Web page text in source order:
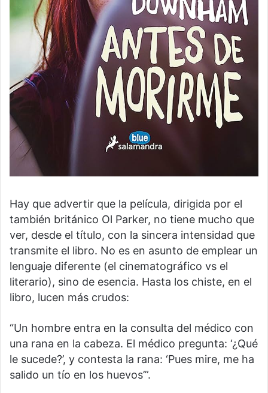
Hay que advertir que la película, dirigida por el
también británico Ol Parker, no tiene mucho que
ver, desde el título, con la sincera intensidad que
transmite el libro. No es en asunto de emplear un
lenguaje diferente (el cinematográfico vs el
literario), sino de esencia. Hasta los chiste, en el
libro, lucen más crudos:
“Un hombre entra en la consulta del médico con
una rana en la cabeza. El médico pregunta: ‘¿Qué
le sucede?’, y contesta la rana: ‘Pues mire, me ha
salido un tío en los huevos’”.